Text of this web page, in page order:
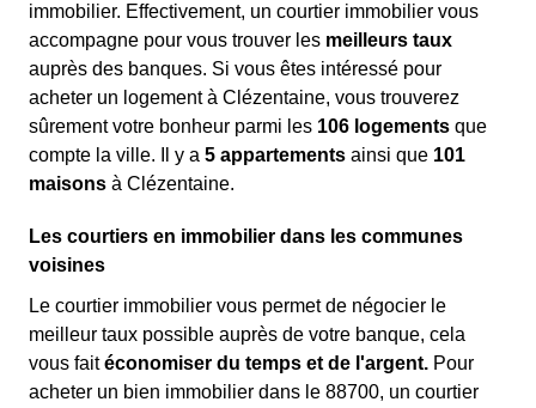
immobilier. Effectivement, un courtier immobilier vous
accompagne pour vous trouver les meilleurs taux
auprès des banques. Si vous êtes intéressé pour
acheter un logement à Clézentaine, vous trouverez
sûrement votre bonheur parmi les 106 logements que
compte la ville. Il y a 5 appartements ainsi que 101
maisons à Clézentaine.
Les courtiers en immobilier dans les communes
voisines
Le courtier immobilier vous permet de négocier le
meilleur taux possible auprès de votre banque, cela
vous faitéconomiser du temps et de l'argent. Pour
acheter un bien immobilier dans le 88700, un courtier